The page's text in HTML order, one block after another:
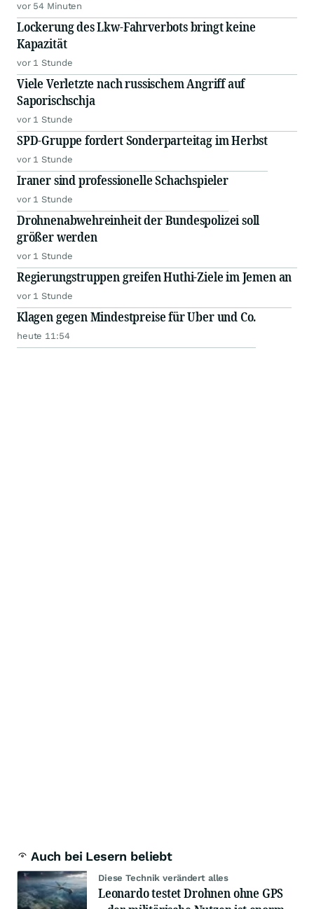
vor 54 Minuten
Lockerung des Lkw-Fahrverbots bringt keine
Kapazität
vor 1 Stunde
Viele Verletzte nach russischem Angriff auf
Saporischschja
vor 1 Stunde
SPD-Gruppe fordert Sonderparteitag im Herbst
vor 1 Stunde
Iraner sind professionelle Schachspieler
vor 1 Stunde
Drohnenabwehreinheit der Bundespolizei soll
größer werden
vor 1 Stunde
Regierungstruppen greifen Huthi-Ziele im Jemen an
vor 1 Stunde
Klagen gegen Mindestpreise für Uber und Co.
heute 11:54
Auch bei Lesern beliebt
Diese Technik verändert alles
Leonardo testet Drohnen ohne GPS